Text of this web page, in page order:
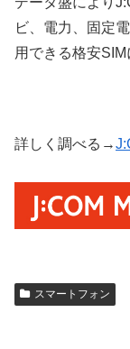
ビ、電力、固定
用できる格安SIM
詳しく調べる→
スマートフォン